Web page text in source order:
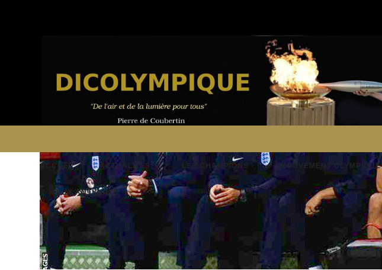
ACCUEIL ACTUALITÉS LES CHAMPIONS MOUVEMENT OLYMPIQUE
JEUX ANTIQUITÉ